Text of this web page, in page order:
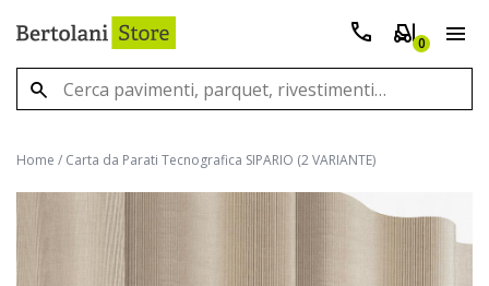
0
Home / Carta da Parati Tecnografica SIPARIO (2 VARIANTE)